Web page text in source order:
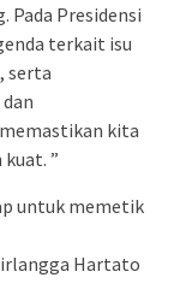
Pada Presidensi
terkait isu
serta
kita
”
untuk memetik
Hartato